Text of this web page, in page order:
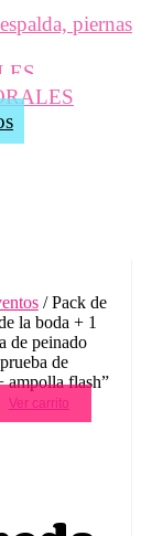
piernas
/ Pack de
la boda + 1
de peinado
de
ampolla flash”
Ver carrito